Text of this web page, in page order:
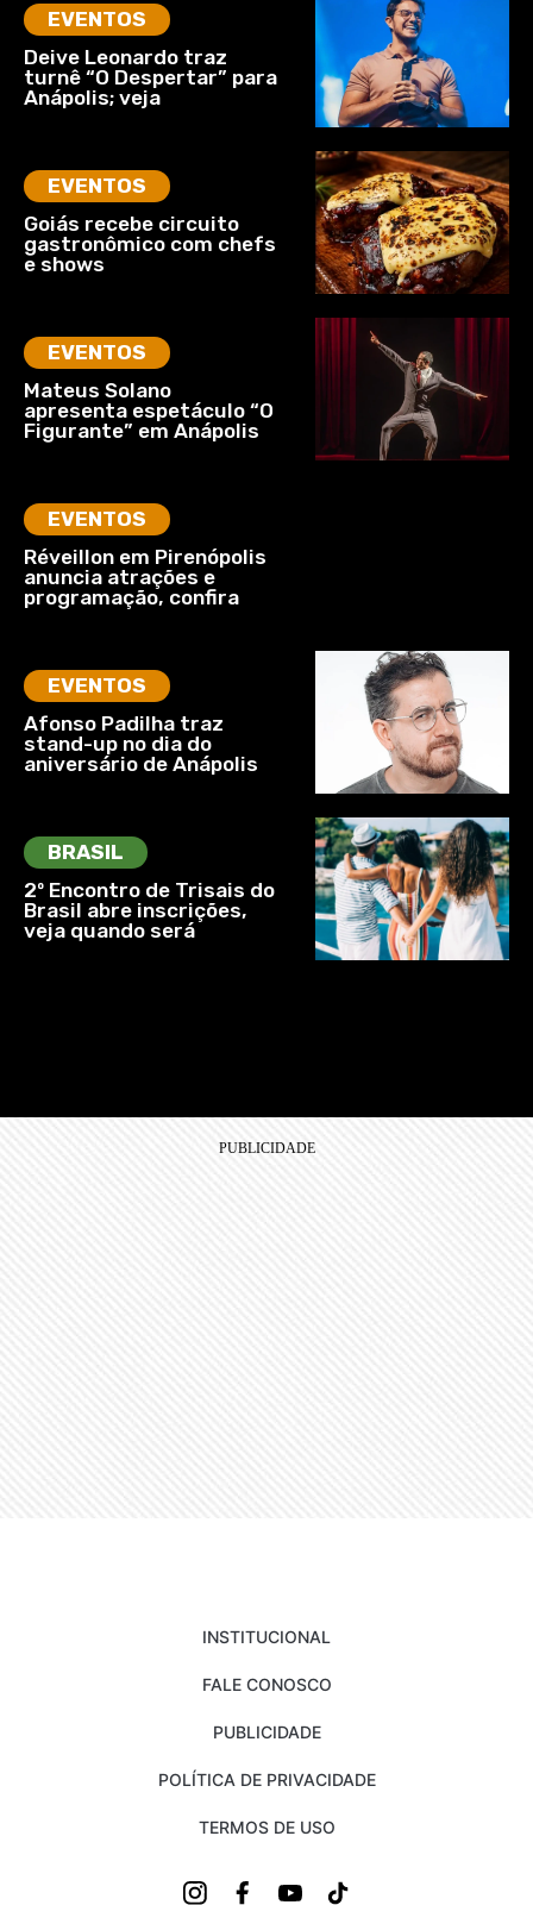
EVENTOS
Deive Leonardo traz
turnê “O Despertar” para
Anápolis; veja
EVENTOS
Goiás recebe circuito
gastronômico com chefs
e shows
EVENTOS
Mateus Solano
apresenta espetáculo “O
Figurante” em Anápolis
EVENTOS
Réveillon em Pirenópolis
anuncia atrações e
programação, confira
EVENTOS
Afonso Padilha traz
stand-up no dia do
aniversário de Anápolis
BRASIL
2º Encontro de Trisais do
Brasil abre inscrições,
veja quando será
INSTITUCIONAL
FALE CONOSCO
PUBLICIDADE
POLÍTICA DE PRIVACIDADE
TERMOS DE USO